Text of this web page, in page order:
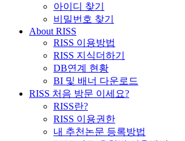
아이디 찾기
비밀번호 찾기
About RISS
RISS 이용방법
RISS 지식더하기
DB연계 현황
BI 및 배너 다운로드
RISS 처음 방문 이세요?
RISS란?
RISS 이용권한
내 추천논문 등록방법